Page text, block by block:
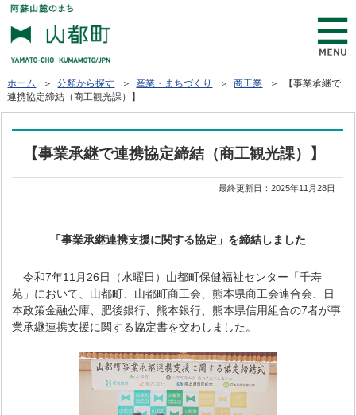
ホーム ＞分類から探す ＞ 産業・まちづくり ＞商工業 ＞ 【事業承継で
連携協定締結（商工観光課）】
【事業承継で連携協定締結（商工観光課）】
最終更新日：2025年11月28日
「事業承継連携支援に関する協定」を締結しました
令和7年11月26日（水曜日）山都町保健福祉センター「千寿
苑」において、山都町、山都町商工会、熊本県商工会連合会、日
本政策金融公庫、肥後銀行、熊本銀行、熊本県信用組合の7者が事
業承継連携支援に関する協定書を交わしました。